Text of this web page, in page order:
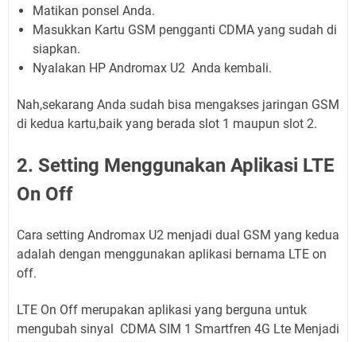
Matikan ponsel Anda.
Masukkan Kartu GSM pengganti CDMA yang sudah di
siapkan.
Nyalakan HP Andromax U2 Anda kembali.
Nah,sekarang Anda sudah bisa mengakses jaringan GSM
di kedua kartu,baik yang berada slot 1 maupun slot 2.
2. Setting Menggunakan Aplikasi LTE
On Off
Cara setting Andromax U2 menjadi dual GSM yang kedua
adalah dengan menggunakan aplikasi bernama LTE on
off.
LTE On Off merupakan aplikasi yang berguna untuk
mengubah sinyal CDMA SIM 1 Smartfren 4G Lte Menjadi